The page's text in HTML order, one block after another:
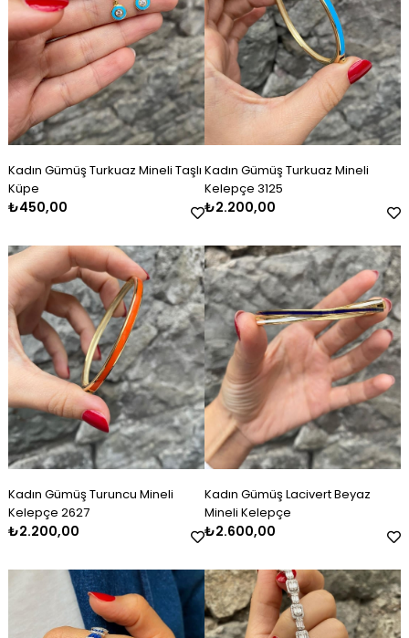
Kadın Gümüş Turkuaz Mineli Taşlı
Küpe
₺450,00
Kadın Gümüş Turkuaz Mineli
Kelepçe 3125
₺2.200,00
Kadın Gümüş Turuncu Mineli
Kelepçe 2627
₺2.200,00
Kadın Gümüş Lacivert Beyaz
Mineli Kelepçe
₺2.600,00